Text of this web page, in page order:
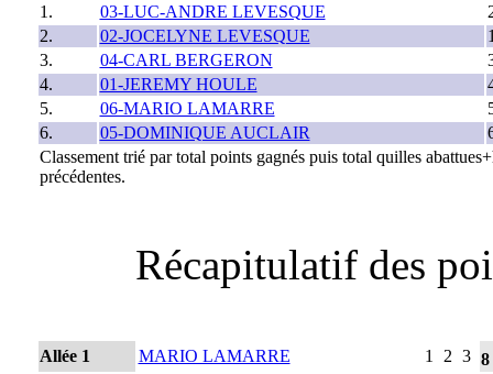
1.
03-LUC-ANDRE LEVESQUE
2.
02-JOCELYNE LEVESQUE
3.
04-CARL BERGERON
4.
01-JEREMY HOULE
5.
06-MARIO LAMARRE
6.
05-DOMINIQUE AUCLAIR
Classement trié par total points gagnés puis total quilles
précédentes.
Récapitulatif des
Allée 1 MARIO LAMARRE 1 2 3 8